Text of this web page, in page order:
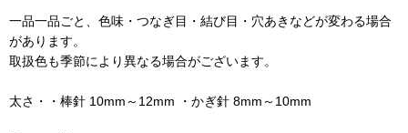
一品一品ごと、色味・つなぎ目・結び目・穴あきなどが変わる場合
があります。
取扱色も季節により異なる場合がございます。
太さ・・棒針 10mm～12mm ・かぎ針 8mm～10mm